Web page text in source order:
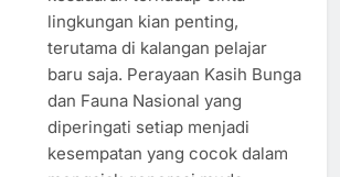
lingkungan kian penting,
terutama di kalangan pelajar
baru saja. Perayaan Kasih Bunga
dan Fauna Nasional yang
diperingati setiap menjadi
kesempatan yang cocok dalam